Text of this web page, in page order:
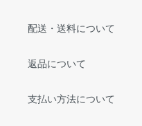
配送・送料について
返品について
支払い方法について